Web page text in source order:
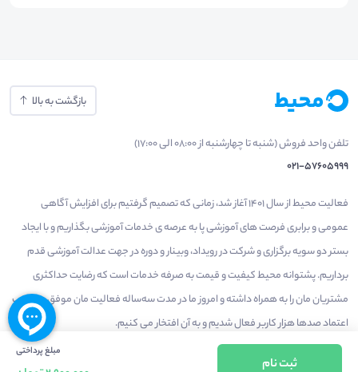
مبلغ پرداختی
ثبت نام
بازگشت به بالا
تلفن واحد فروش (شنبه تا چهارشنبه از 08:00 الی 17:00)
021-57605999
فعالیت محیط از سال 1401 آغاز شد، زمانی که تصمیم گرفتیم برای افزایش آگاهی
عمومی و برابری فرصت های آموزشی پا به عرصه ی خدمات آموزشی بگذاریم و با ایجاد
بستر دو سویه برگزاری و شرکت در رویداد، وبینار و دوره در جهت عدالت آموزشی قدم
برداریم. پشتوانه محیط کیفیت و قیمت به صرفه خدمات است که رضایت حداکثری
مشتریان مان را به همراه داشته و امروز ما در مدت سه‌ساله فعالیت مان موفق به کسب
اعتماد صدها هزار کاربر فعال شدیم و به آن افتخار می‌ کنیم.